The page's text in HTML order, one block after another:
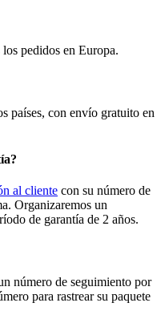
pedidos en Europa.
países, con envío gratuito en
al cliente con su número de
Organizaremos un
de garantía de 2 años.
número de seguimiento por
para rastrear su paquete